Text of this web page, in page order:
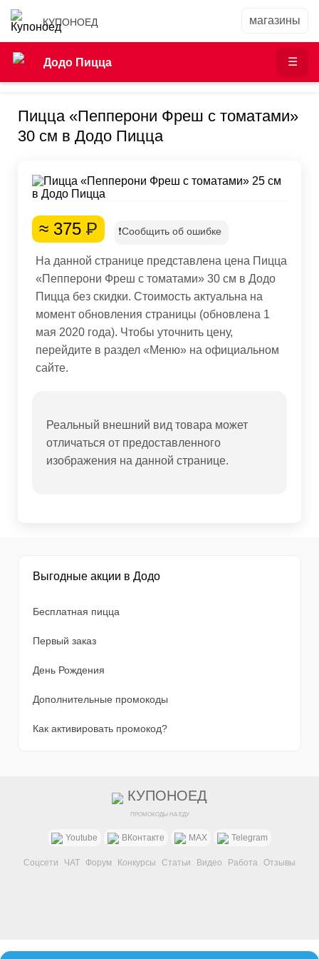
КУПОНОЕД
Додо Пицца
Пицца «Пепперони Фреш с томатами»
30 см в Додо Пицца
≈ 375 Р ❗Сообщить об ошибке
На данной странице представлена цена Пицца
«Пепперони Фреш с томатами» 30 см в Додо
Пицца без скидки. Стоимость актуальна на
момент обновления страницы (обновлена 1
мая 2020 года). Чтобы уточнить цену,
перейдите в раздел «Меню» на официальном
сайте.
Реальный внешний вид товара может
отличаться от предоставленного
изображения на данной странице.
Выгодные акции в Додо
Бесплатная пицца
Первый заказ
День Рождения
Дополнительные промокоды
Как активировать промокод?
КУПОНОЕД
ПРОМОКОДЫ НА ЕДУ
Youtube ВКонтакте MAX Telegram
Соцсети ЧАТ Форум Конкурсы Статьи Видео Работа Отзывы